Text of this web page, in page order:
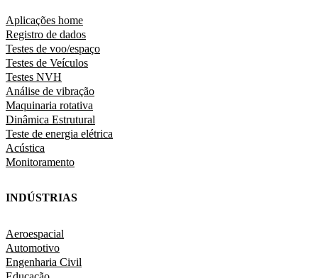
Aplicações home
Registro de dados
Testes de voo/espaço
Testes de Veículos
Testes NVH
Análise de vibração
Maquinaria rotativa
Dinâmica Estrutural
Teste de energia elétrica
Acústica
Monitoramento
INDÚSTRIAS
Aeroespacial
Automotivo
Engenharia Civil